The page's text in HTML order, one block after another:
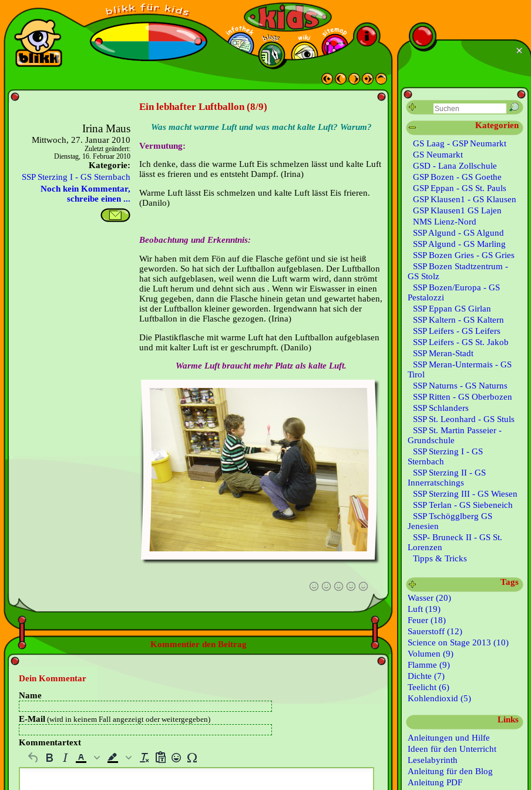
Ein lebhafter Luftballon (8/9)
Irina Maus
Mittwoch, 27. Januar 2010
Zuletzt geändert:
Dienstag, 16. Februar 2010
Kategorie:
SSP Sterzing I - GS Sternbach
Noch kein Kommentar,
schreibe einen ...
Was macht warme Luft und was macht kalte Luft? Warum?
Vermutung:
Ich denke, dass die warme Luft Eis schmelzen lässt und kalte Luft
lässt es frieren und es entsteht Dampf. (Irina)
Warme Luft lässt Eis schmelzen und kalte Luft lässt Eis frieren.
(Danilo)
Beobachtung und Erkenntnis:
Wir haben mit dem Fön auf die Flasche gefönt und sie ist heiß
geworden. So hat sich der Luftballon aufgeblasen. Der Luftballon
hat sich aufgeblasen, weil wenn die Luft warm wird, dann strömt
die Luft herum und dehnt sich aus . Wenn wir Eiswasser in einen
Krug gegeben, dann die Flasche hinein getan und gewartet haben,
ist der Luftballon kleiner geworden. Irgendwann hat sich der
Luftballon in die Flasche gezogen. (Irina)
Die Plastikflasche mit warme Luft hat den Luftballon aufgeblasen
und mit kalter Luft ist er geschrumpft. (Danilo)
Warme Luft braucht mehr Platz als kalte Luft.
Kommentier den Beitrag
Dein Kommentar
Name
E-Mail (wird in keinem Fall angezeigt oder weitergegeben)
Kommentartext
Kategorien
GS Laag - GSP Neumarkt
GS Neumarkt
GSD - Lana Zollschule
GSP Bozen - GS Goethe
GSP Eppan - GS St. Pauls
GSP Klausen1 - GS Klausen
GSP Klausen1 GS Lajen
NMS Lienz-Nord
SSP Algund - GS Algund
SSP Algund - GS Marling
SSP Bozen Gries - GS Gries
SSP Bozen Stadtzentrum -
GS Stolz
SSP Bozen/Europa - GS
Pestalozzi
SSP Eppan GS Girlan
SSP Kaltern - GS Kaltern
SSP Leifers - GS Leifers
SSP Leifers - GS St. Jakob
SSP Meran-Stadt
SSP Meran-Untermais - GS
Tirol
SSP Naturns - GS Naturns
SSP Ritten - GS Oberbozen
SSP Schlanders
SSP St. Leonhard - GS Stuls
SSP St. Martin Passeier -
Grundschule
SSP Sterzing I - GS
Sternbach
SSP Sterzing II - GS
Innerratschings
SSP Sterzing III - GS Wiesen
SSP Terlan - GS Siebeneich
SSP Tschögglberg GS
Jenesien
SSP- Bruneck II - GS St.
Lorenzen
Tipps & Tricks
Tags
Wasser (20)
Luft (19)
Feuer (18)
Sauerstoff (12)
Science on Stage 2013 (10)
Volumen (9)
Flamme (9)
Dichte (7)
Teelicht (6)
Kohlendioxid (5)
Links
Anleitungen und Hilfe
Ideen für den Unterricht
Leselabyrinth
Anleitung für den Blog
Anleitung PDF